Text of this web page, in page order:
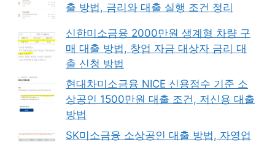
출 방법, 금리와 대출 실행 조건 정리
신한미소금융 2000만원 생계형 차량 구
매 대출 방법, 창업 자금 대상자 금리 대
출 신청 방법
현대차미소금융 NICE 신용점수 기준 소
상공인 1500만원 대출 조건, 저신용 대출
방법
SK미소금융 소상공인 대출 방법, 자영업